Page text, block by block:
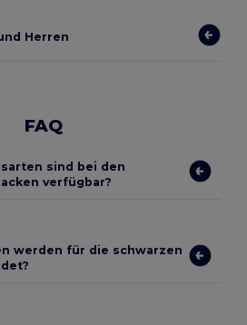
Herren
FAQ
sind bei den
verfügbar?
werden für die schwarzen